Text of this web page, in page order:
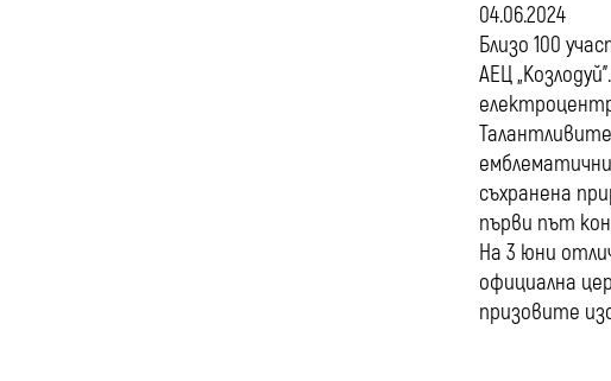
04.06.2024
Близо 100
АЕЦ
съхранена
първи път
На 3 юни
официална
призовите